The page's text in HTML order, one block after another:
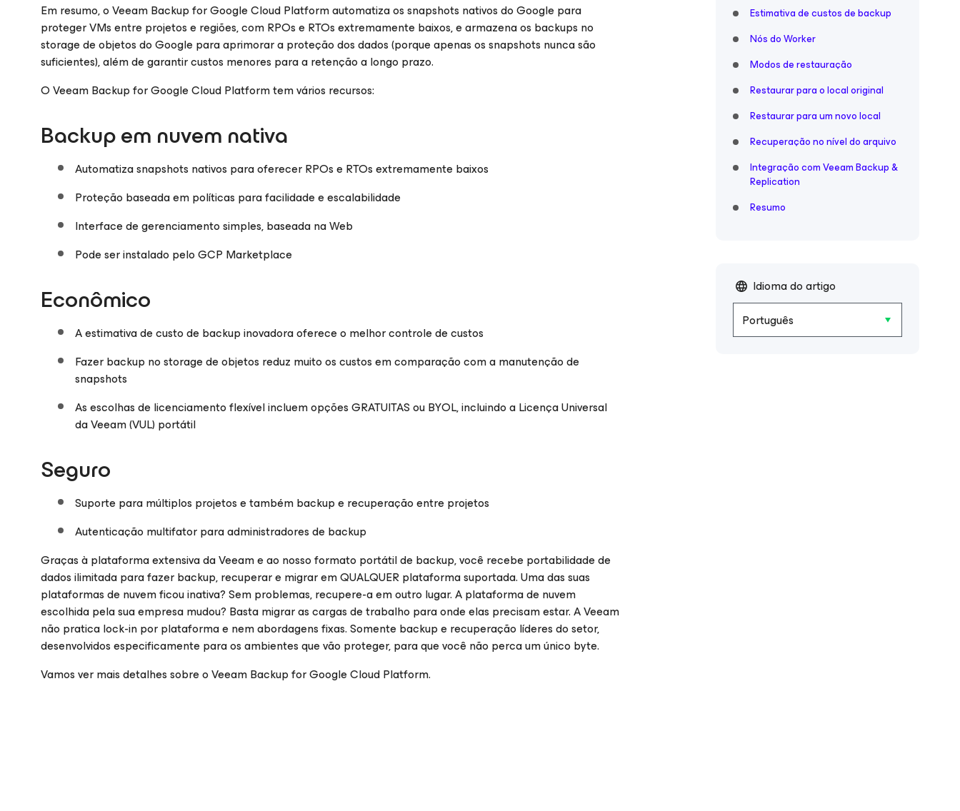
Em resumo, o Veeam Backupfor Google Cloud Platformautomatiza os snapshots nativos do Google para
proteger VMs entre projetos e regiões, com RPOs e RTOs extremamente baixos, e armazena os backups no
storage de objetos do Google para aprimorar a proteção dos dados (porque apenas os snapshots nunca são
suficientes), além de garantir custos menores para a retenção a longo prazo.
O Veeam Backupfor Google Cloud Platformtem vários recursos:
Backup em nuvem nativa
Automatiza snapshots nativos para oferecer RPOs e RTOs extremamente baixos
Proteção baseada em políticas para facilidade e escalabilidade
Interface de gerenciamento simples, baseada na Web
Pode ser instalado pelo GCP Marketplace
Econômico
A estimativa de custo de backup inovadora oferece o melhor controle de custos
Fazer backup no storage de objetos reduz muito os custos em comparação com a manutenção de
snapshots
As escolhas de licenciamento flexível incluem opções GRATUITAS ou BYOL, incluindo a Licença Universal
da Veeam (VUL) portátil
Seguro
Suporte para múltiplos projetos e também backup e recuperação entre projetos
Autenticação multifator para administradores de backup
Graças à plataforma extensiva da Veeam e ao nosso formato portátil de backup, você recebe portabilidade de
dados ilimitada para fazer backup, recuperar e migrar em QUALQUER plataforma suportada. Uma das suas
plataformas de nuvem ficou inativa? Sem problemas, recupere-a em outro lugar. A plataforma de nuvem
escolhida pela sua empresa mudou? Basta migrar as cargas de trabalho para onde elas precisam estar. A Veeam
não pratica lock-in por plataforma e nem abordagens fixas. Somente backup e recuperação líderes do setor,
desenvolvidos especificamente para os ambientes que vão proteger, para que você não perca um único byte.
Vamos ver mais detalhes sobre o Veeam Backupfor Google Cloud Platform.
Estimativa de custos de backup
Nós do Worker
Modos de restauração
Restaurar para o local original
Restaurar para um novo local
Recuperação no nível do arquivo
Integração com Veeam Backup &
Replication
Resumo
Idioma do artigo
Português